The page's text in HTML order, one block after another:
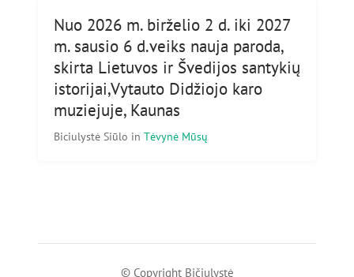
Nuo 2026 m. birželio 2 d. iki 2027
m. sausio 6 d.veiks nauja paroda,
skirta Lietuvos ir Švedijos santykių
istorijai,Vytauto Didžiojo karo
muziejuje, Kaunas
Biciulystė Siūlo in Tėvynė Mūsų
© Copyright Bičiulystė